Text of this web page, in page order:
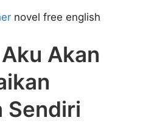
novel free english
Akan
Sendiri